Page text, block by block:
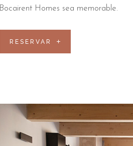
Bocairent Homes sea memorable.
RESERVAR